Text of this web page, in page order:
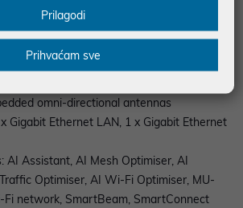
Wi Fi 6
omni-directional antennas
Gigabit Ethernet LAN, 1 x Gigabit Ethernet
AI Assistant, AI Mesh Optimiser, AI
Optimiser, AI Wi-Fi Optimiser, MU-
Fi network, SmartBeam, SmartConnect
Prilagodi
Prihvaćam sve